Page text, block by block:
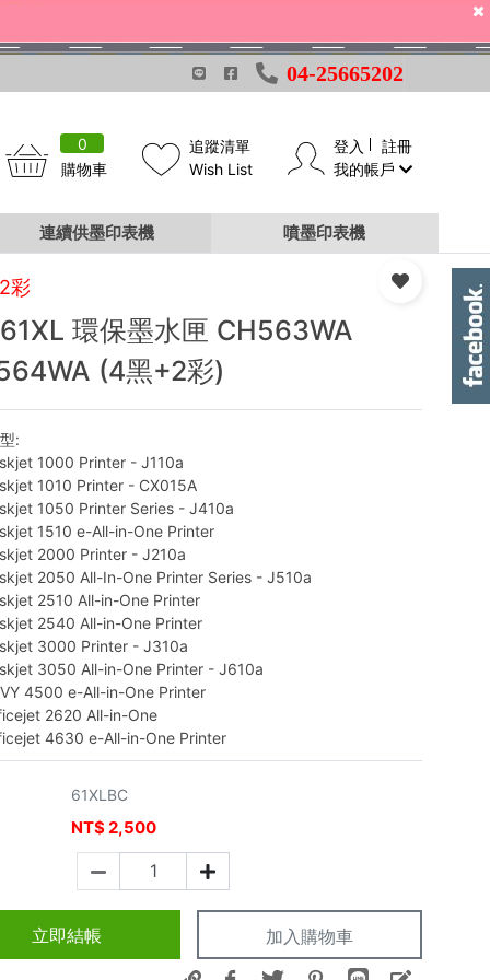
04-25665202
0
購物車
追蹤清單
Wish List
登入
註冊
我的帳戶
連續供墨印表機 噴墨印表機
彩
環保墨水匣 CH563WA
(4黑+2彩)
:
1000 Printer - J110a
1010 Printer - CX015A
1050 Printer Series - J410a
1510 e-All-in-One Printer
2000 Printer - J210a
2050 All-In-One Printer Series - J510a
2510 All-in-One Printer
2540 All-in-One Printer
3000 Printer - J310a
3050 All-in-One Printer - J610a
4500 e-All-in-One Printer
2620 All-in-One
4630 e-All-in-One Printer
61XLBC
NT$2,500
立即結帳 加入購物車